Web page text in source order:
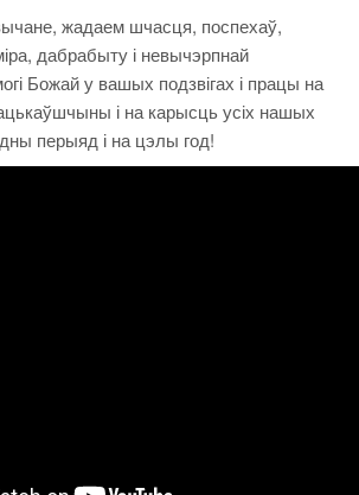
жадаем шчасця, поспехаў,
дабрабыту і невычэрпнай
Божай у вашых подзвігах і працы на
і на карысць усіх нашых
перыяд і на цэлы год!